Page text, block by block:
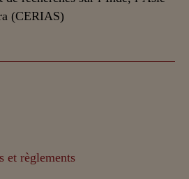
et règlements